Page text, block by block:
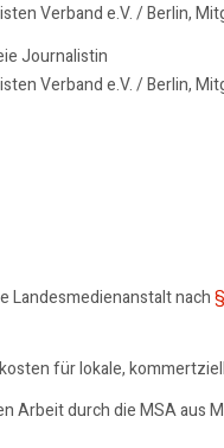
Verband e.V. / Berlin,
Journalistin
Verband e.V. / Berlin,
Landesmedienanstalt nach
für lokale,
Arbeit durch die MSA aus